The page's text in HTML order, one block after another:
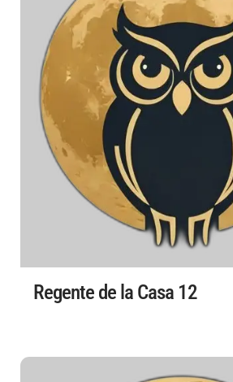
Regente de la Casa 12